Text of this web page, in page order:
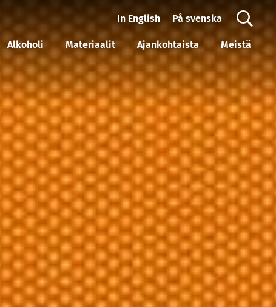
Alkoholi Materiaalit Ajankohtaista Meistä
In English På svenska